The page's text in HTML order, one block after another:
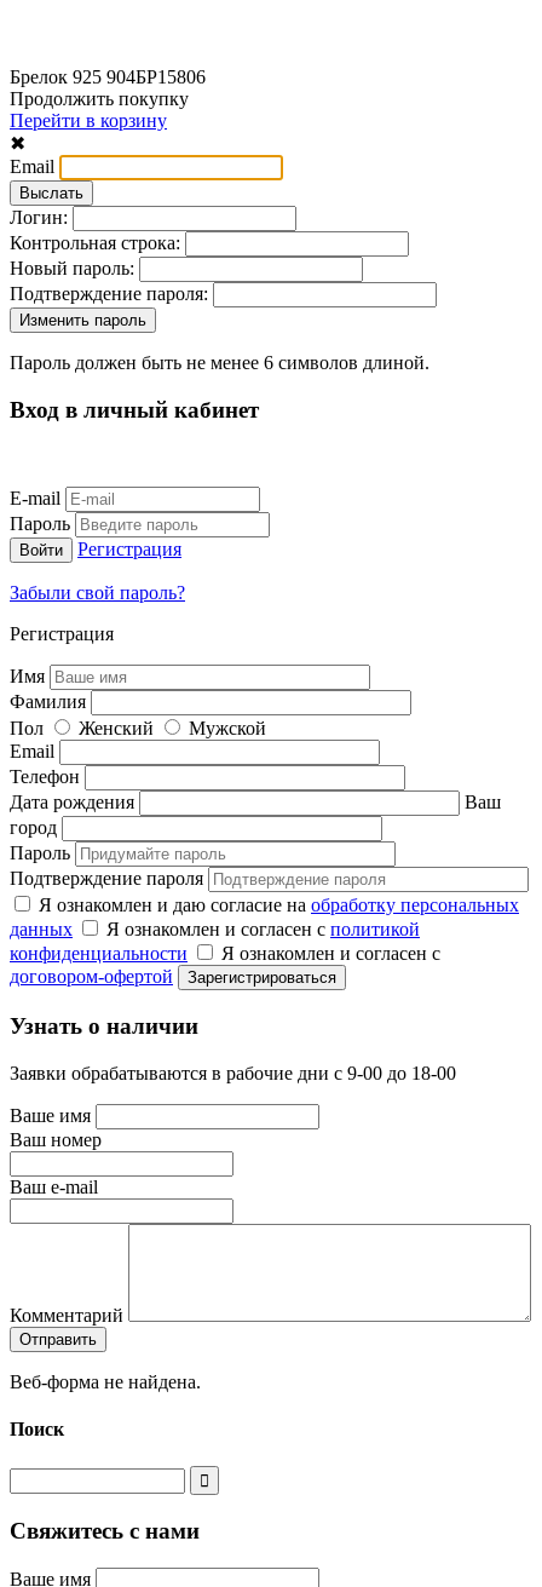
Брелок 925 904БР15806
Продолжить покупку
Перейти в корзину
✖
Email
Логин:
Контрольная строка:
Новый пароль:
Подтверждение пароля:
Пароль должен быть не менее 6 символов длиной.
Вход в личный кабинет
E-mail
Пароль
Регистрация
Забыли свой пароль?
Регистрация
Имя
Фамилия
Пол
Женский
Мужской
Email
Телефон
Дата рождения
Ваш
город
Пароль
Подтверждение пароля
Я ознакомлен и даю согласие на обработку персональных
данных
Я ознакомлен и согласен с политикой
конфиденциальности
Я ознакомлен и согласен с
договором-офертой
Узнать о наличии
Заявки обрабатываются в рабочие дни с 9-00 до 18-00
Ваше имя
Ваш номер
Ваш e-mail
Комментарий
Веб-форма не найдена.
Поиск
Свяжитесь с нами
Ваше имя